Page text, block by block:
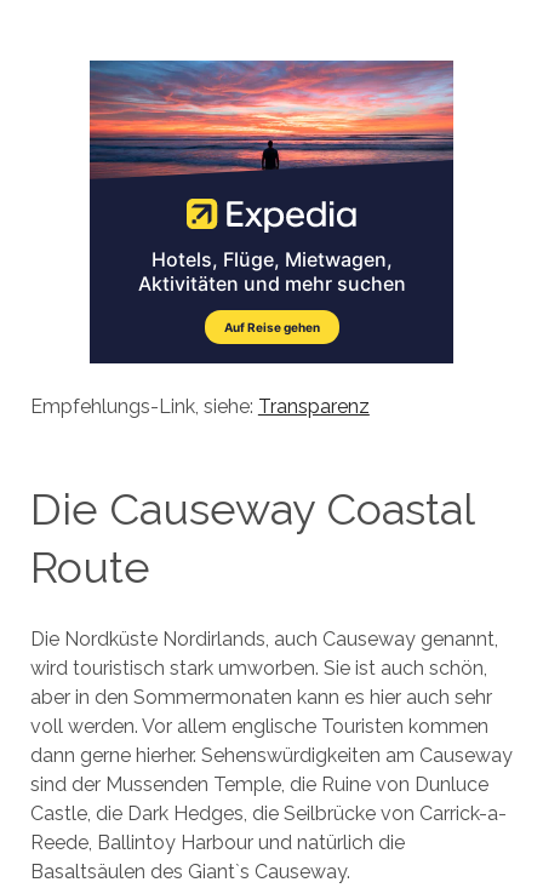
Empfehlungs-Link, siehe: Transparenz
Die Causeway Coastal
Route
Die Nordküste Nordirlands, auch Causeway genannt,
wird touristisch stark umworben. Sie ist auch schön,
aber in den Sommermonaten kann es hier auch sehr
voll werden. Vor allem englische Touristen kommen
dann gerne hierher. Sehenswürdigkeiten am Causeway
sind der Mussenden Temple, die Ruine von Dunluce
Castle, die Dark Hedges, die Seilbrücke von Carrick-a-
Reede, Ballintoy Harbour und natürlich die
Basaltsäulen des Giant`s Causeway.